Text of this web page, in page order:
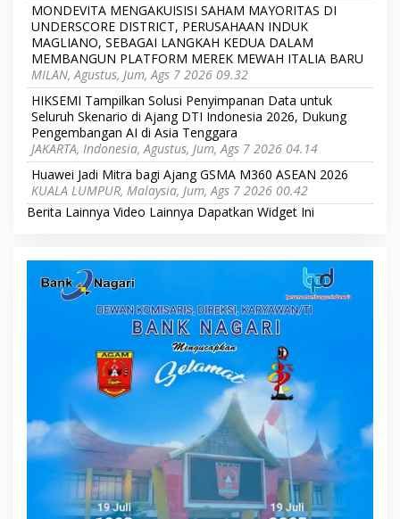
MONDEVITA MENGAKUISISI SAHAM MAYORITAS DI
UNDERSCORE DISTRICT, PERUSAHAAN INDUK
MAGLIANO, SEBAGAI LANGKAH KEDUA DALAM
MEMBANGUN PLATFORM MEREK MEWAH ITALIA BARU
MILAN, Agustus, Jum, Ags 7 2026 09.32
HIKSEMI Tampilkan Solusi Penyimpanan Data untuk
Seluruh Skenario di Ajang DTI Indonesia 2026, Dukung
Pengembangan AI di Asia Tenggara
JAKARTA, Indonesia, Agustus, Jum, Ags 7 2026 04.14
Huawei Jadi Mitra bagi Ajang GSMA M360 ASEAN 2026
KUALA LUMPUR, Malaysia, Jum, Ags 7 2026 00.42
Berita Lainnya Video Lainnya Dapatkan Widget Ini